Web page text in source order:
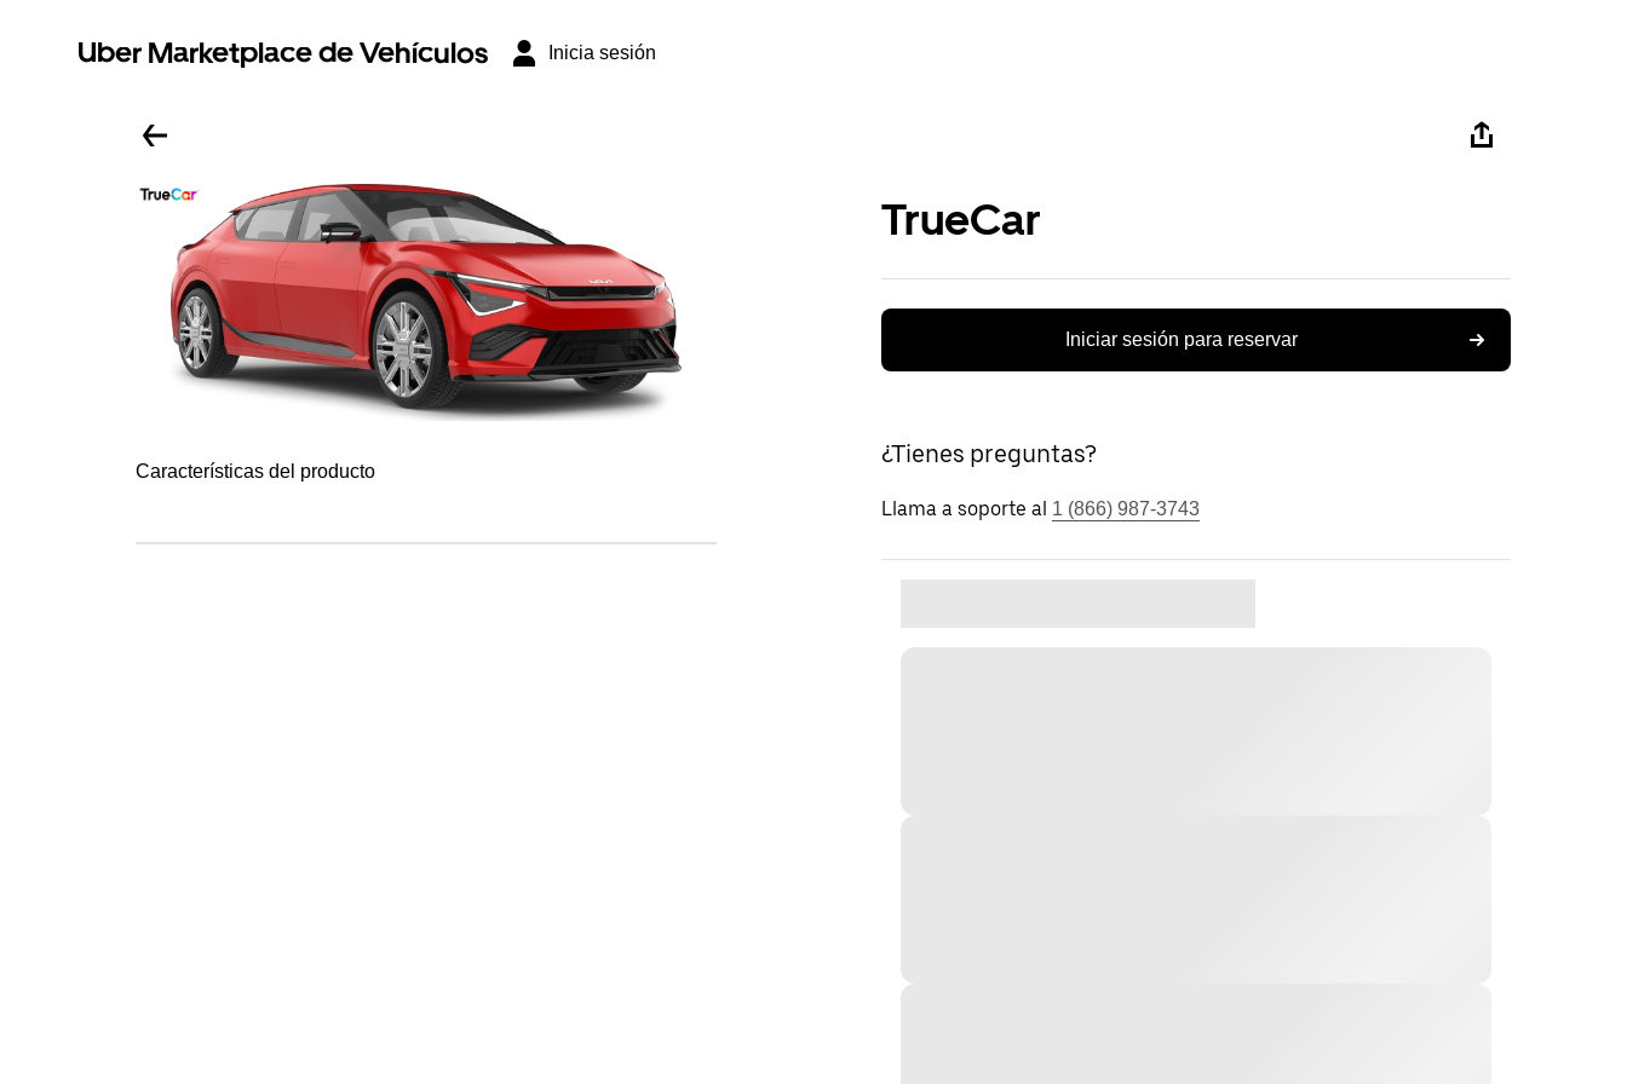
Uber Marketplace de Vehículos Inicia sesión
Características del producto
TrueCar
Iniciar sesión para reservar
¿Tienes preguntas?
Llama a soporte al 1 (866) 987-3743